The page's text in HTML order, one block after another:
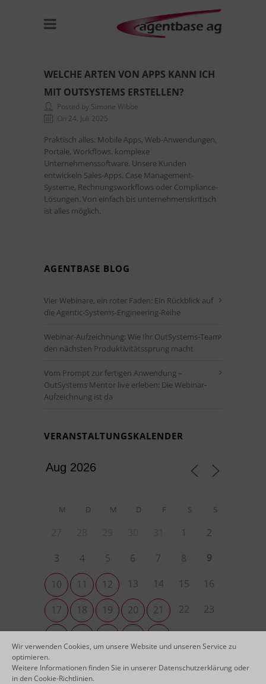
Wir verwenden Cookies, um unsere Website und unseren Service zu
optimieren.
Weitere Informationen finden Sie in unserer Datenschutzerklärungoder
in denCookie-Richtlinien.
WELCHE ARTEN VON APPS KANN ICH
MIT OUTSYSTEMS ERSTELLEN?
Posted by Simone Wibbe
On 24. Juli 2025
Praktisch alles: Mobile Apps, Web-Anwendungen,
Portale, Workflows, komplexe
Unternehmenssoftware. Unsere Kunden
entwickeln Sales-Apps, Case Management-
Systeme, Rechnungsworkflows oder Compliance-
Lösungen. Von einfach bis unternehmenskritisch
ist alles möglich.
AGENTBASE BLOG
Vier Webinare, ein roter Faden: Ein Rückblick auf
die Agentic-Systems-Engineering-Reihe
Webinar-Aufzeichnung: Wie Ihr OutSystems-Team
den nächsten Produktivitätssprung macht
Vom Prompt zur fertigen Anwendung –
OutSystems Mentor live erleben: Die Webinar-
Aufzeichnung ist da
VERANSTALTUNGSKALENDER
M D M D F S S
1
2
3
4 5 6 7 8 9
10 11 12 13 14 15
16
17
18 19 20 21 22
23
24
25 26 27 28 29
30